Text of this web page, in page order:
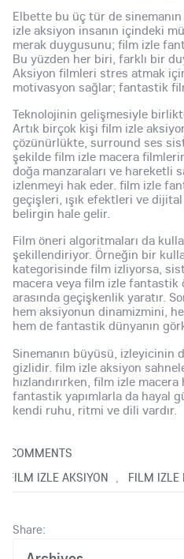
Elbette bu üç tür de
izle aksiyon insanın içindeki
merak duygusunu; film izle
Bu yüzden her biri, farklı bir
Aksiyon filmleri stres atmak
motivasyon sağlar; fantastik
Teknolojinin gelişmesiyle
Artık birçok kişi film izle
çözünürlükte, surround ses
şekilde film izle macera
doğa manzaraları ve hareketli
izlenmeyi hak eder. film izle
geçişleri, ışık efektleri ve
belirgin hale gelir.
Film öneri algoritmaları da
şekillendiriyor. Örneğin bir
kategorisinde film izliyorsa,
macera veya film izle
arasında geçişkenlik yaratır.
hem aksiyonun dinamizmini,
hem de fantastik dünyanın
Sinemanın büyüsü, izleyicinin
gizlidir. film izle aksiyon
hızlandırırken, film izle
fantastik yapımlarla da hayal
kendi ruhu, ritmi ve dili vardır.
COMMENTS
IZLE AKSIYON
FILM IZLE
Share: